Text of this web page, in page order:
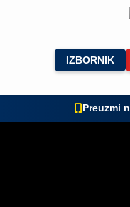
IZBORNIK
Preuzmi